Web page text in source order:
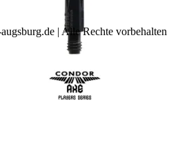
| Alle Rechte vorbehalten